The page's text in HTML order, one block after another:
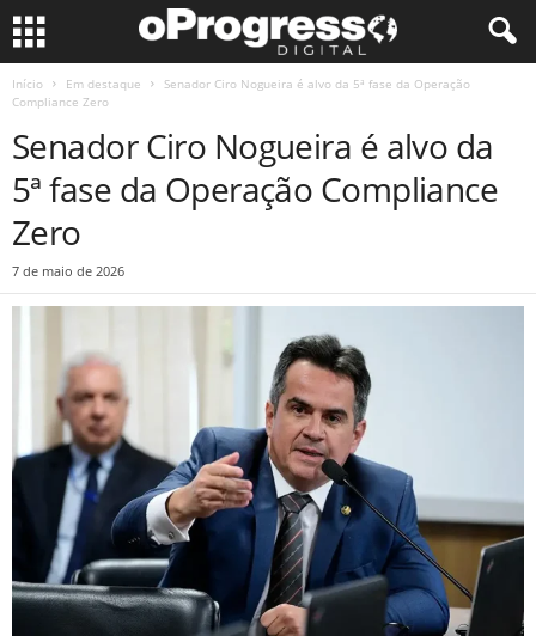
Início Em destaque
Senador Ciro Nogueira é alvo da 5ª fase da Operação
Compliance Zero
Senador Ciro Nogueira é alvo da
5ª fase da Operação Compliance
Zero
7 de maio de 2026